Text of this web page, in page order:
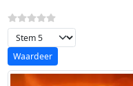
Voeg waardering toe